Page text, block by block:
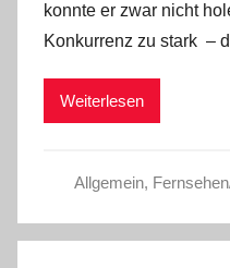
konnte er zwar nicht
Konkurrenz zu stark –
Weiterlesen
Allgemein,